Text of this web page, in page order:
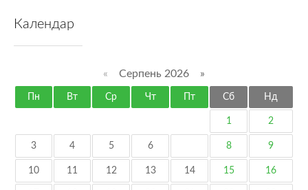
Календар
« Серпень 2026 »
Пн Вт Ср Чт Пт Сб Нд
1 2
3 4 5 6 8 9
10 11 12 13 14 15 16